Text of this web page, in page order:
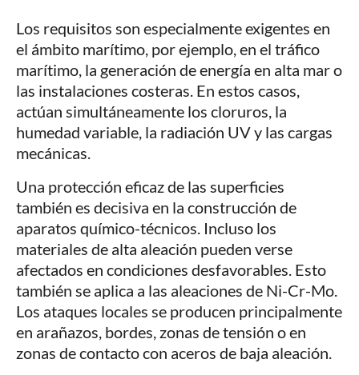
Los requisitos son especialmente exigentes en
el ámbito marítimo, por ejemplo, en el tráfico
marítimo, la generación de energía en alta mar o
las instalaciones costeras. En estos casos,
actúan simultáneamente los cloruros, la
humedad variable, la radiación UV y las cargas
mecánicas.
Una protección eficaz de las superficies
también es decisiva en la construcción de
aparatos químico-técnicos. Incluso los
materiales de alta aleación pueden verse
afectados en condiciones desfavorables. Esto
también se aplica a las aleaciones de Ni-Cr-Mo.
Los ataques locales se producen principalmente
en arañazos, bordes, zonas de tensión o en
zonas de contacto con aceros de baja aleación.